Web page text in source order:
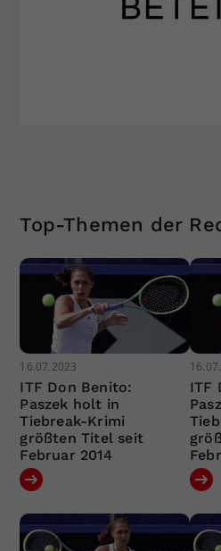
Top-Themen der
16.07.2023
ITF Don Benito:
Paszek holt in
Tiebreak-Krimi
größten Titel seit
Februar 2014
ITF